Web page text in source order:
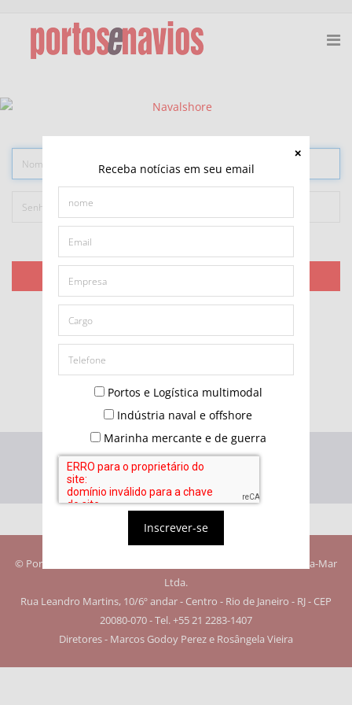
Receba notícias em seu email
Portos e Logística multimodal
Indústria naval e offshore
Marinha mercante e de guerra
Inscrever-se
Esqueceu seu usuário?
© Portos e Navios. Todos os direitos reservados. Editora Quebra-Mar
Ltda.
Rua Leandro Martins, 10/6º andar - Centro - Rio de Janeiro - RJ - CEP
20080-070 - Tel. +55 21 2283-1407
Diretores - Marcos Godoy Perez e Rosângela Vieira